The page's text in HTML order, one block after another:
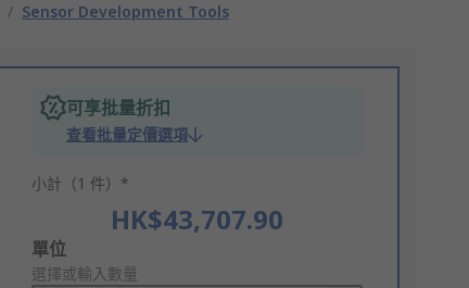
/ Sensor Development Tools
可享批量折扣
查看批量定價選項
小計（1 件）*
HK$43,707.90
Add
to
單位
選擇或輸入數量